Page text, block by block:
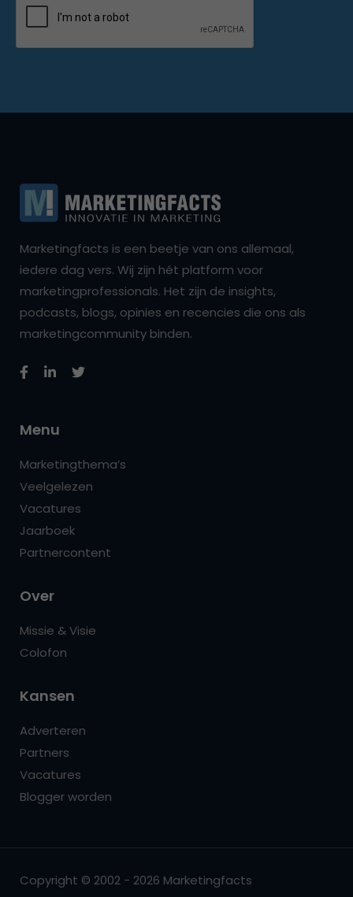
Marketingfacts is een beetje van ons allemaal,
iedere dag vers. Wij zijn hét platform voor
marketingprofessionals. Het zijn de insights,
podcasts, blogs, opinies en recencies die ons als
marketingcommunity binden.
Menu
Marketingthema’s
Veelgelezen
Vacatures
Jaarboek
Partnercontent
Over
Missie & Visie
Colofon
Kansen
Adverteren
Partners
Vacatures
Blogger worden
Copyright © 2002 - 2026 Marketingfacts